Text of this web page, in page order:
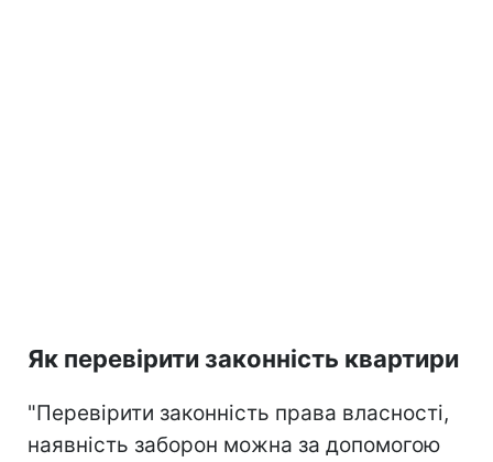
Як перевірити законність квартири
"Перевірити законність права власності,
наявність заборон можна за допомогою